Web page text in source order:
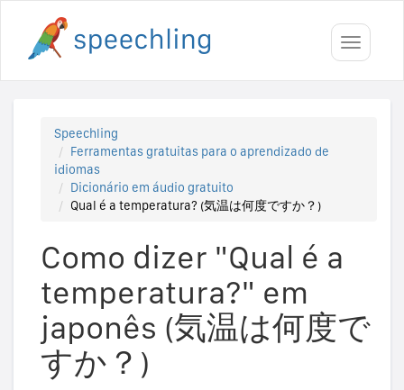
Toggle
Speechling
Ferramentas gratuitas para o aprendizado de
idiomas
Dicionário em áudio gratuito
Qual é a temperatura? (気温は何度ですか？)
Como dizer "Qual é a
temperatura?" em
japonês (気温は何度で
すか？)